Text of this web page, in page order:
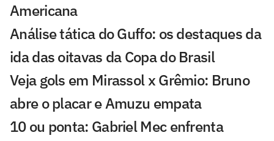
Americana
Análise tática do Guffo: os destaques da
ida das oitavas da Copa do Brasil
Veja gols em Mirassol x Grêmio: Bruno
abre o placar e Amuzu empata
10 ou ponta: Gabriel Mec enfrenta